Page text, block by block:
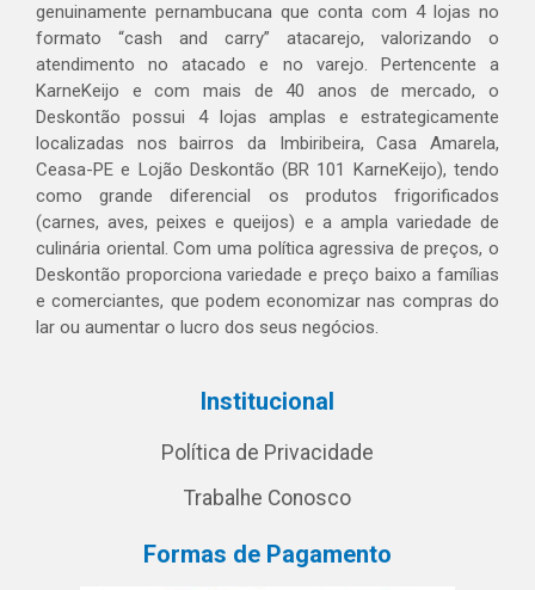
genuinamente pernambucana que conta com 4 lojas no
formato “cash and carry” atacarejo, valorizando o
atendimento no atacado e no varejo. Pertencente a
KarneKeijo e com mais de 40 anos de mercado, o
Deskontão possui 4 lojas amplas e estrategicamente
localizadas nos bairros da Imbiribeira, Casa Amarela,
Ceasa-PE e Lojão Deskontão (BR 101 KarneKeijo), tendo
como grande diferencial os produtos frigorificados
(carnes, aves, peixes e queijos) e a ampla variedade de
culinária oriental. Com uma política agressiva de preços, o
Deskontão proporciona variedade e preço baixo a famílias
e comerciantes, que podem economizar nas compras do
lar ou aumentar o lucro dos seus negócios.
Institucional
Política de Privacidade
Trabalhe Conosco
Formas de Pagamento